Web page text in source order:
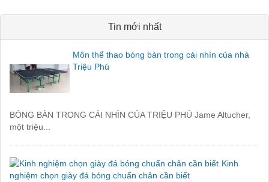
Tin mới nhất
Môn thể thao bóng bàn trong cái nhìn của nhà
Triệu Phú
BÓNG BÀN TRONG CÁI NHÌN CỦA TRIỆU PHÚ Jame Altucher,
một triệu...
Kinh
nghiệm chọn giày đá bóng chuẩn chân cần biết